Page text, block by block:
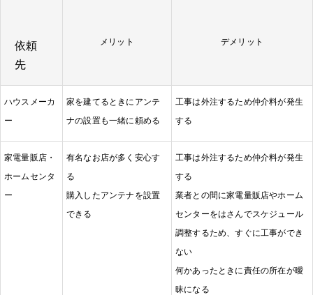
依頼
先
メリット デメリット
ハウスメーカ
ー
家を建てるときにアンテ
ナの設置も一緒に頼める
工事は外注するため仲介料が発生
する
家電量販店・
ホームセンタ
ー
有名なお店が多く安心す
る
購入したアンテナを設置
できる
工事は外注するため仲介料が発生
する
業者との間に家電量販店やホーム
センターをはさんでスケジュール
調整するため、すぐに工事ができ
ない
何かあったときに責任の所在が曖
昧になる